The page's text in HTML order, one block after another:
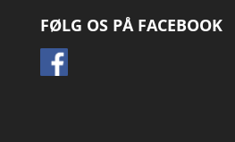
FØLG OS PÅ FACEBOOK